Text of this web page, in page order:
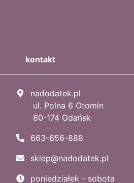
kontakt
nadodatek.pl
ul. Polna 6 Otomin
80-174 Gdańsk
663-656-888
sklep@nadodatek.pl
poniedziałek - sobota